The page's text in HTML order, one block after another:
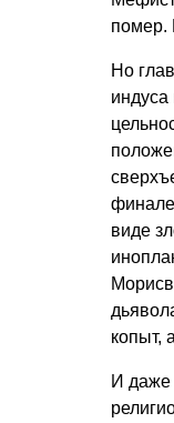
помер.
Но
индуса
виде
копыт,
И даже